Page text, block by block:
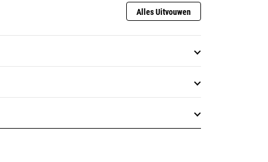
Alles Uitvouwen